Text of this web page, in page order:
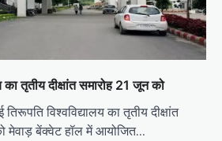
का तृतीय दीक्षांत समारोह 21 जून को
विश्वविद्यालय का तृतीय दीक्षांत
मेवाड़ बेंक्वेट हॉल में आयोजित…